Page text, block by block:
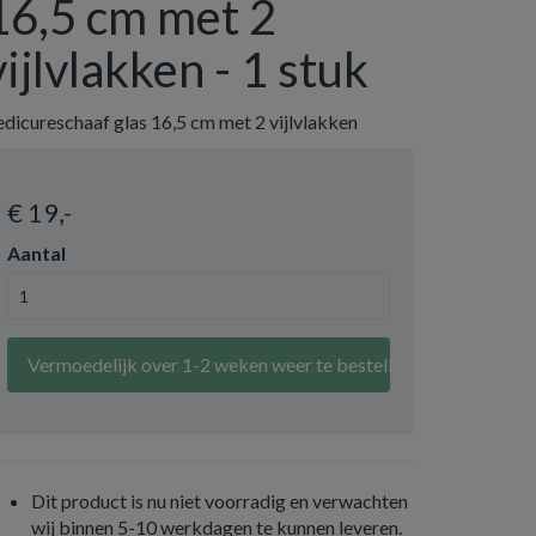
cm met 2
- 1 stuk
glas 16,5 cm met 2 vijlvlakken
€ 19,-
Aantal
Vermoedelijk over 1-2 weken weer te bestellen
Dit product is nu niet voorradig en verwachten
wij binnen 5-10 werkdagen te kunnen leveren.